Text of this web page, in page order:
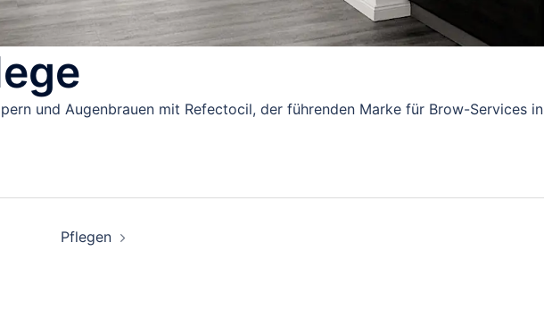
und Augenbrauen mit Refectocil, der führenden Marke für Brow-Services in
Pflegen